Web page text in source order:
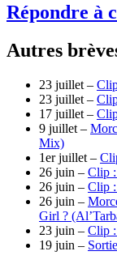
Répondre à
Autres
23 juillet –
23 juillet –
17 juillet –
9 juillet –
Mix)
1er juillet –
26 juin – Clip
26 juin – Clip :
26 juin –
Girl ?
23 juin – Clip
19 juin –